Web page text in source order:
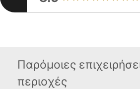
Παρόμοιες
περιοχές